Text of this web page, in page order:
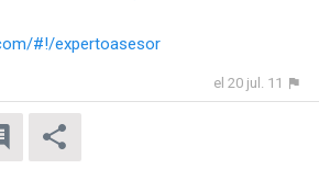
#!/expertoasesor
el 20 jul. 11